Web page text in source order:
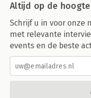
Altijd op de hoogte
Schrijf u in voor onze
met relevante
events en de beste